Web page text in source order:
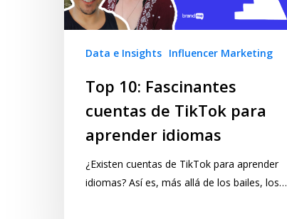
Data e Insights Influencer Marketing
Top 10: Fascinantes
cuentas de TikTok para
aprender idiomas
¿Existen cuentas de TikTok para aprender
idiomas? Así es, más allá de los bailes, los…